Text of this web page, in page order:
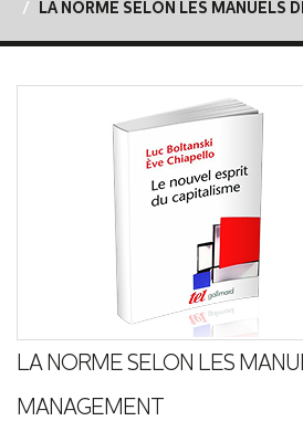
LA NORME SELON LES MANUELS
LA NORME SELON LES
MANAGEMENT